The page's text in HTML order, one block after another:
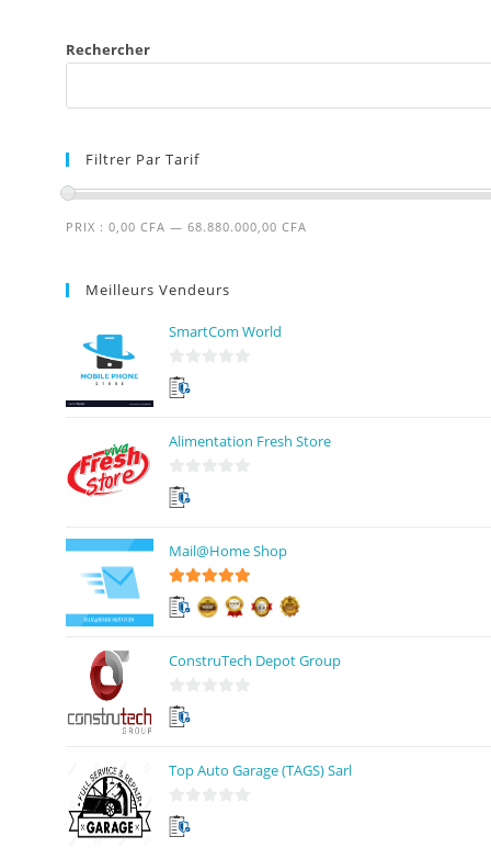
Rechercher
Filtrer Par Tarif
PRIX : 0,00 CFA — 68.880.000,00 CFA
Meilleurs Vendeurs
SmartCom World
0
s
r
Alimentation Fresh Store
0
s
r
5
Mail@Home Shop
5sur 5
ConstruTech Depot Group
0
s
r
Top Auto Garage (TAGS) Sarl
0
s